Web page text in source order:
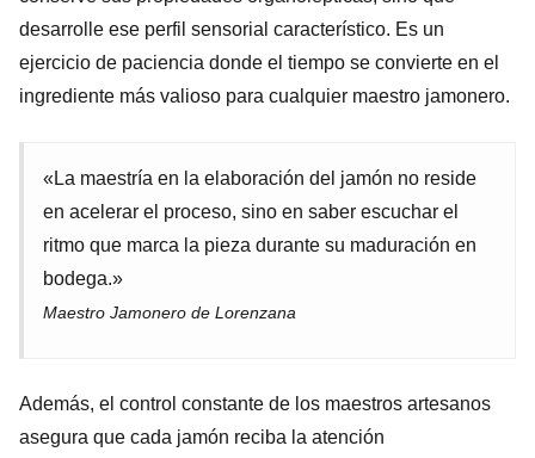
desarrolle ese perfil sensorial característico. Es un
ejercicio de paciencia donde el tiempo se convierte en el
ingrediente más valioso para cualquier maestro jamonero.
«La maestría en la elaboración del jamón no reside
en acelerar el proceso, sino en saber escuchar el
ritmo que marca la pieza durante su maduración en
bodega.»
Maestro Jamonero de Lorenzana
Además, el control constante de los maestros artesanos
asegura que cada jamón reciba la atención